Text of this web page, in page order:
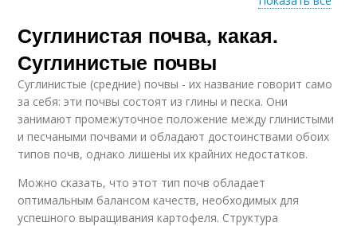
Черноземная почва
Суглинистая почва, какая.
Суглинистые почвы
Суглинистые (средние) почвы - их название говорит само
за себя: эти почвы состоят из глины и песка. Они
занимают промежуточное положение между глинистыми
и песчаными почвами и обладают достоинствами обоих
типов почв, однако лишены их крайних недостатков.
Можно сказать, что этот тип почв обладает
оптимальным балансом качеств, необходимых для
успешного выращивания картофеля. Структура